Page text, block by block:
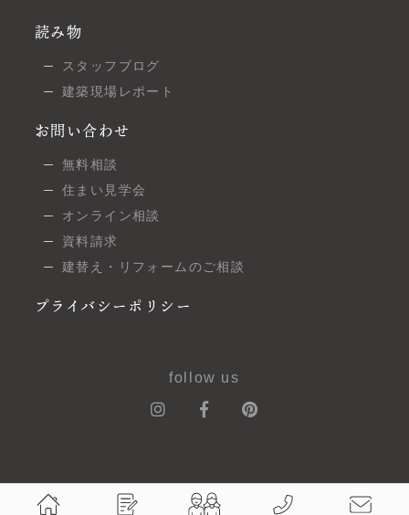
読み物
スタッフブログ
建築現場レポート
お問い合わせ
無料相談
住まい見学会
オンライン相談
資料請求
建替え・リフォームのご相談
プライバシーポリシー
follow us